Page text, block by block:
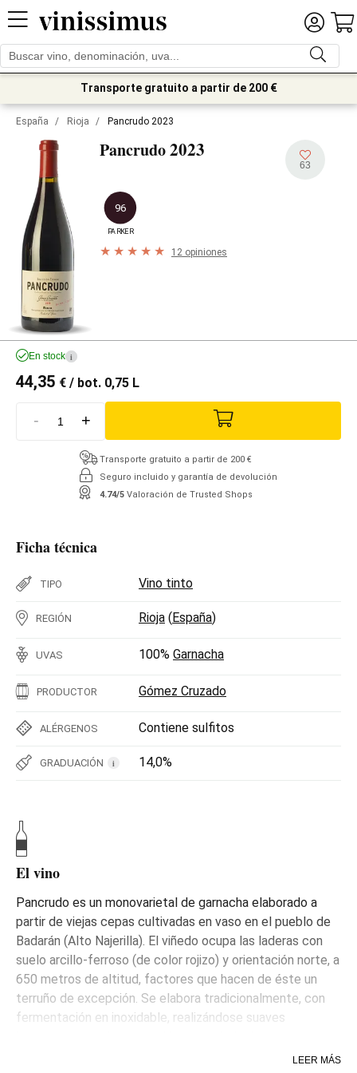
Transporte gratuito a partir de 200 €
España / Rioja / Pancrudo 2023
Pancrudo2023
63
96
PARKER
12 opiniones
En stock i
44,35 € / bot. 0,75 L
- +
Transporte gratuito a partir de 200 €
Seguro incluido y garantía de devolución
4.74/5 Valoración de Trusted Shops
Ficha técnica
TIPO Vino tinto
REGIÓN Rioja (España)
UVAS 100% Garnacha
PRODUCTOR Gómez Cruzado
ALÉRGENOS Contiene sulfitos
GRADUACIÓN i 14,0%
El vino
Pancrudo es un monovarietal de garnacha elaborado a
partir de viejas cepas cultivadas en vaso en el pueblo de
Badarán (Alto Najerilla). El viñedo ocupa las laderas con
suelo arcillo-ferroso (de color rojizo) y orientación norte, a
650 metros de altitud, factores que hacen de éste un
terruño de excepción. Se elabora tradicionalmente, con
fermentación en inoxidable, realizándose suaves
nobles del hollejo. La fermentación maloláctica sucede
LEER MÁS